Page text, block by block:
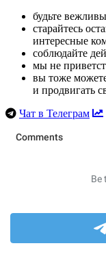
будьте
старайтесь
интересные
соблюдайте
мы не
вы тоже
и продвигать
Чат в Телеграм